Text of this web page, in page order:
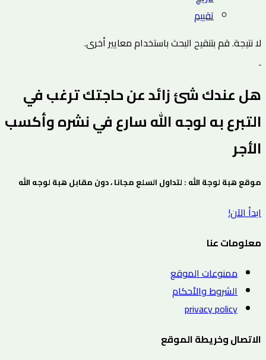
تقييم
لا نتيجة. قم بتنقيح البحث باستخدام معايير أخرى.
هل عندك شئ زائد عن حاجتك ترغب في
التبرع به لوجه الله سارع في نشره وأكسب
الأجر
موقع هبة لوجة الله : لتداول السلع مجانا ، دون مقابل هبة لوجه الله
ابدأ الآن!
معلومات عنا
ممنوعات الموقع
الشروط والأحكام
privacy policy
الاتصال وخريطة الموقع